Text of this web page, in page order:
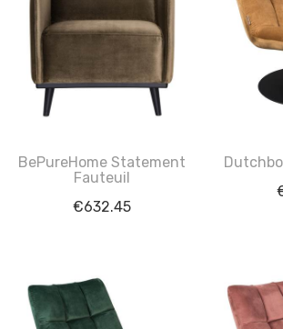
BePureHome Statement
Fauteuil
€632.45